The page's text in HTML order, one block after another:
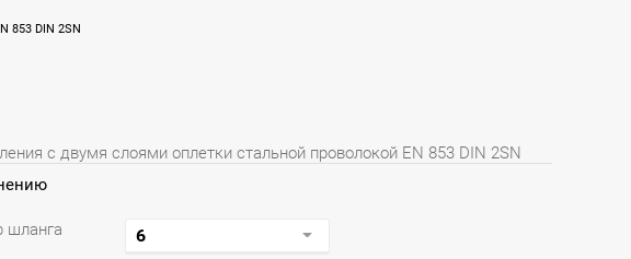
853 DIN 2SN
с двумя слоями оплетки стальной проволокой EN 853 DIN 2SN
шланга